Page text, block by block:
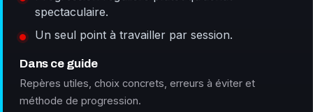
spectaculaire.
Un seul point à travailler par session.
Dans ce guide
Repères utiles, choix concrets, erreurs à éviter et
méthode de progression.